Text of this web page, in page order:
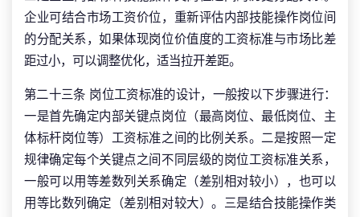
企业可结合市场工资价位，重新评估内部技能操作岗位间
的分配关系，如果体现岗位价值度的工资标准与市场比差
距过小，可以调整优化，适当拉开差距。
第二十三条 岗位工资标准的设计，一般按以下步骤进行：
一是首先确定内部关键点岗位（最高岗位、最低岗位、主
体标杆岗位等）工资标准之间的比例关系。二是按照一定
规律确定每个关键点之间不同层级的岗位工资标准关系，
一般可以用等差数列关系确定（差别相对较小），也可以
用等比数列确定（差别相对较大）。三是结合技能操作类